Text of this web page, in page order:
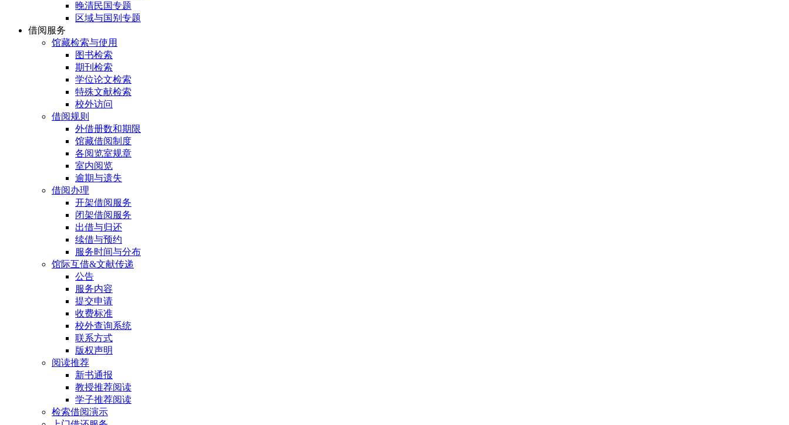
晚清民国专题
区域与国别专题
借阅服务
馆藏检索与使用
图书检索
期刊检索
学位论文检索
特殊文献检索
校外访问
借阅规则
外借册数和期限
馆藏借阅制度
各阅览室规章
室内阅览
逾期与遗失
借阅办理
开架借阅服务
闭架借阅服务
出借与归还
续借与预约
服务时间与分布
馆际互借&文献传递
公告
服务内容
提交申请
收费标准
校外查询系统
联系方式
版权声明
阅读推荐
新书通报
教授推荐阅读
学子推荐阅读
检索借阅演示